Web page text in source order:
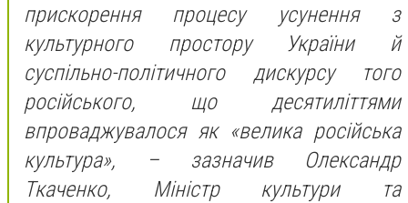
прискорення процесу усунення з
культурного простору України й
суспільно-політичного дискурсу того
російського, що десятиліттями
впроваджувалося як «велика російська
культура», – зазначив Олександр
Ткаченко, Міністр культури та